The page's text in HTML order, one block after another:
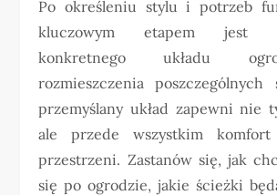
Po określeniu stylu i potrzeb
kluczowym etapem jest
konkretnego układu
rozmieszczenia poszczególnych
przemyślany układ zapewni nie
ale przede wszystkim komfort
przestrzeni. Zastanów się, jak
się po ogrodzie, jakie ścieżki